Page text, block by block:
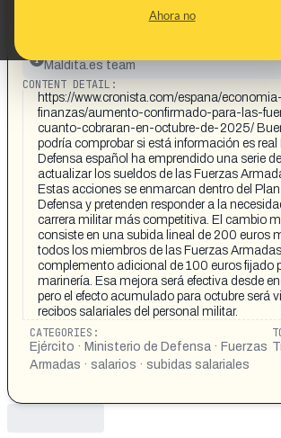
Ahora no
con un complemento de 100
This content has not yet been
Maldita.es team
CONTENT DETAIL:
https://www.cronista.com/espana/economia-
finanzas/aumento-confirmado-para-las-
cuanto-cobraran-en-octubre-de-2025/
podría comprobar si está información es real
Defensa español ha emprendido una serie
actualizar los sueldos de las Fuerzas
Estas acciones se enmarcan dentro del
Defensa y pretenden responder a la
carrera militar más competitiva. El cambio
consiste en una subida lineal de 200 euros
todos los miembros de las Fuerzas
complemento adicional de 100 euros fijado
marinería. Esa mejora será efectiva desde
pero el efecto acumulado para octubre será
recibos salariales del personal militar.
CATEGORIES:
Ejército · Ministerio de Defensa · Fuerzas
Armadas · salarios · subidas salariales